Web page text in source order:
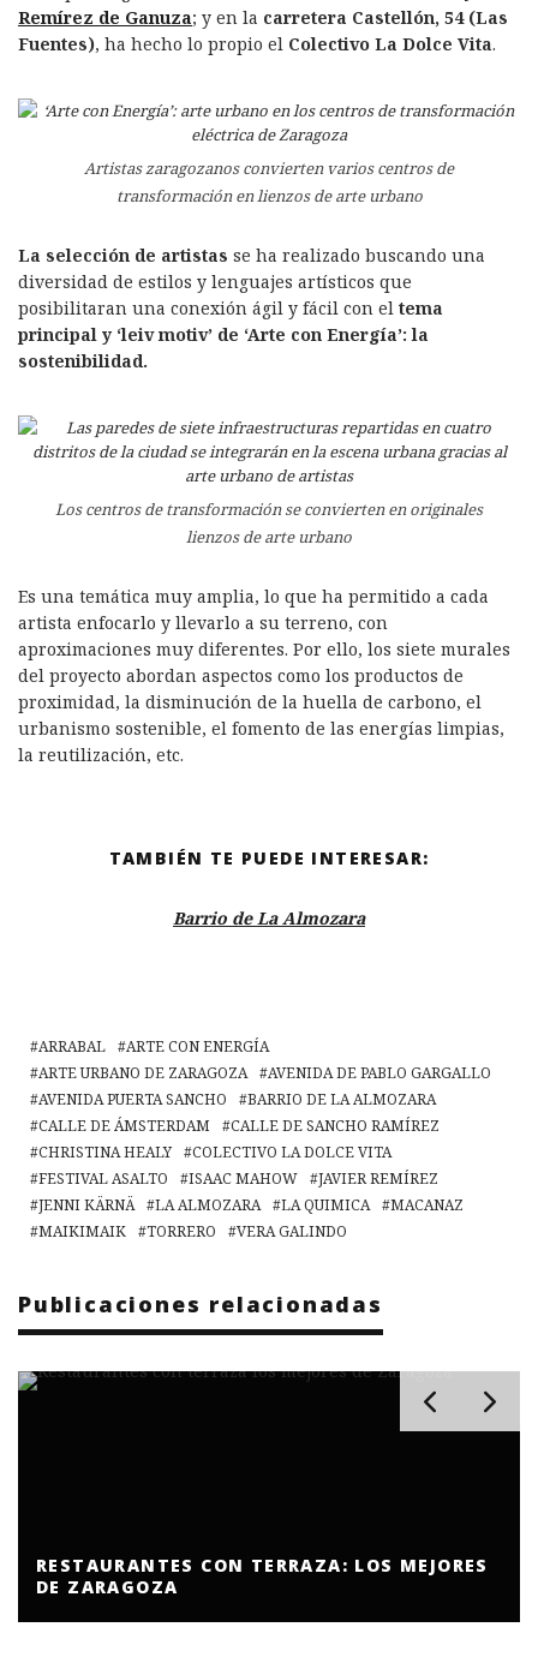
Remírez de Ganuza; y en la carretera Castellón, 54 (Las
Fuentes), ha hecho lo propio el Colectivo La Dolce Vita.
Artistas zaragozanos convierten varios centros de
transformación en lienzos de arte urbano
La selección de artistas se ha realizado buscando una
diversidad de estilos y lenguajes artísticos que
posibilitaran una conexión ágil y fácil con el tema
principal y ‘leiv motiv’ de ‘Arte con Energía’: la
sostenibilidad.
Los centros de transformación se convierten en originales
lienzos de arte urbano
Es una temática muy amplia, lo que ha permitido a cada
artista enfocarlo y llevarlo a su terreno, con
aproximaciones muy diferentes. Por ello, los siete murales
del proyecto abordan aspectos como los productos de
proximidad, la disminución de la huella de carbono, el
urbanismo sostenible, el fomento de las energías limpias,
la reutilización, etc.
TAMBIÉN TE PUEDE INTERESAR:
Barrio de La Almozara
ARRABAL
ARTE CON ENERGÍA
ARTE URBANO DE ZARAGOZA
AVENIDA DE PABLO GARGALLO
AVENIDA PUERTA SANCHO
BARRIO DE LA ALMOZARA
CALLE DE ÁMSTERDAM
CALLE DE SANCHO RAMÍREZ
CHRISTINA HEALY
COLECTIVO LA DOLCE VITA
FESTIVAL ASALTO
ISAAC MAHOW
JAVIER REMÍREZ
JENNI KÄRNÄ
LA ALMOZARA LA QUIMICA
MACANAZ
MAIKIMAIK
TORRERO VERA GALINDO
Publicaciones relacionadas
RESTAURANTES CON TERRAZA: LOS MEJORES
DE ZARAGOZA